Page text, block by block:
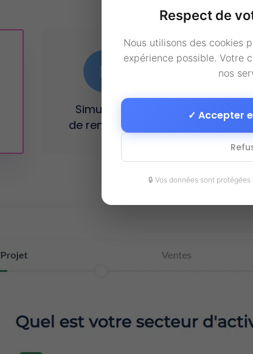
Simulateur
de rentabilité
de
Respect de
Nous utilisons des cookies
expérience possible. Votre
nos
✓ Accepter
🔒 Vos données sont